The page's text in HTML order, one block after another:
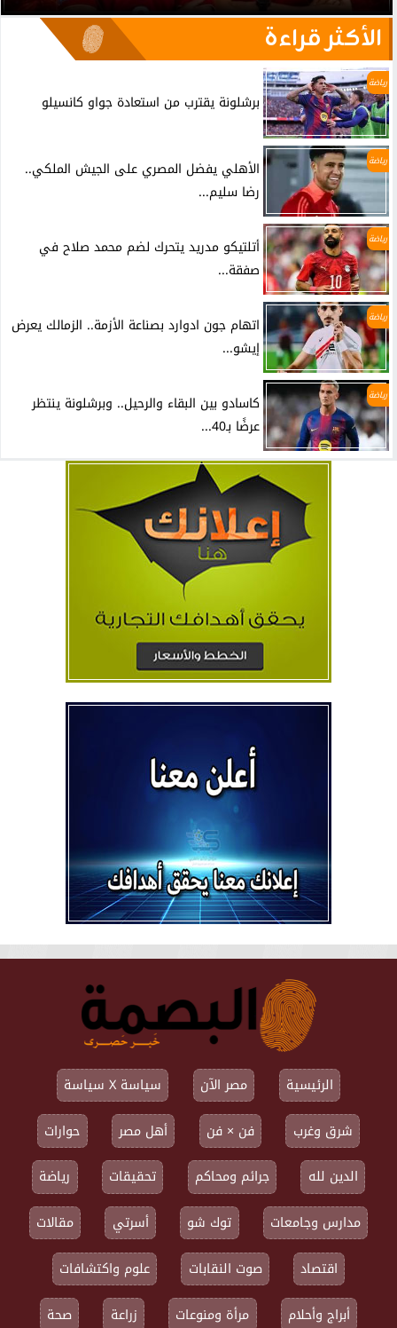
الأكثر قراءة
رياضة
برشلونة يقترب من استعادة جواو كانسيلو
رياضة
الأهلي يفضل المصري على الجيش الملكي..
رضا سليم...
رياضة
أتلتيكو مدريد يتحرك لضم محمد صلاح في
صفقة...
رياضة
اتهام جون ادوارد بصناعة الأزمة.. الزمالك يعرض
إيشو...
رياضة
كاسادو بين البقاء والرحيل.. وبرشلونة ينتظر
عرضًا بـ40...
الرئيسية مصر الآن
سياسة X سياسة
شرق وغرب
فن × فن أهل مصر
حوارات
الدين لله
جرائم ومحاكم تحقيقات
رياضة
مدارس وجامعات
توك شو أسرتي
مقالات
اقتصاد
صوت النقابات
علوم واكتشافات
أبراج وأحلام
مرأة ومنوعات زراعة صحة